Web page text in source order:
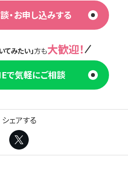
・お申し込みする
てみたい」方も大歓迎！
で気軽にご相談
シェアする